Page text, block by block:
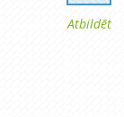
Atbildēt